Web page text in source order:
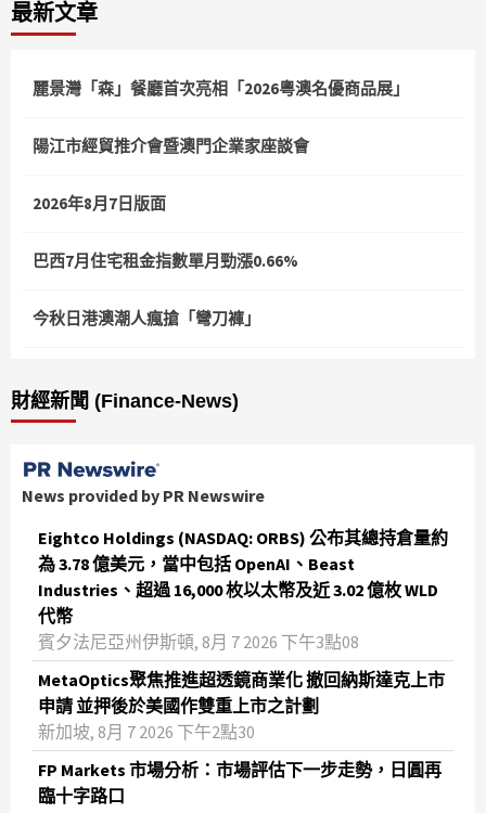
最新文章
麗景灣「森」餐廳首次亮相「2026粵澳名優商品展」
陽江市經貿推介會暨澳門企業家座談會
2026年8月7日版面
巴西7月住宅租金指數單月勁漲0.66%
今秋日港澳潮人瘋搶「彎刀褲」
財經新聞 (Finance-News)
News provided by PR Newswire
Eightco Holdings (NASDAQ: ORBS) 公布其總持倉量約
為 3.78 億美元，當中包括 OpenAI、Beast
Industries、超過 16,000 枚以太幣及近 3.02 億枚 WLD
代幣
賓夕法尼亞州伊斯頓, 8月 7 2026 下午3點08
MetaOptics聚焦推進超透鏡商業化 撤回納斯達克上市
申請 並押後於美國作雙重上市之計劃
新加坡, 8月 7 2026 下午2點30
FP Markets 市場分析：市場評估下一步走勢，日圓再
臨十字路口